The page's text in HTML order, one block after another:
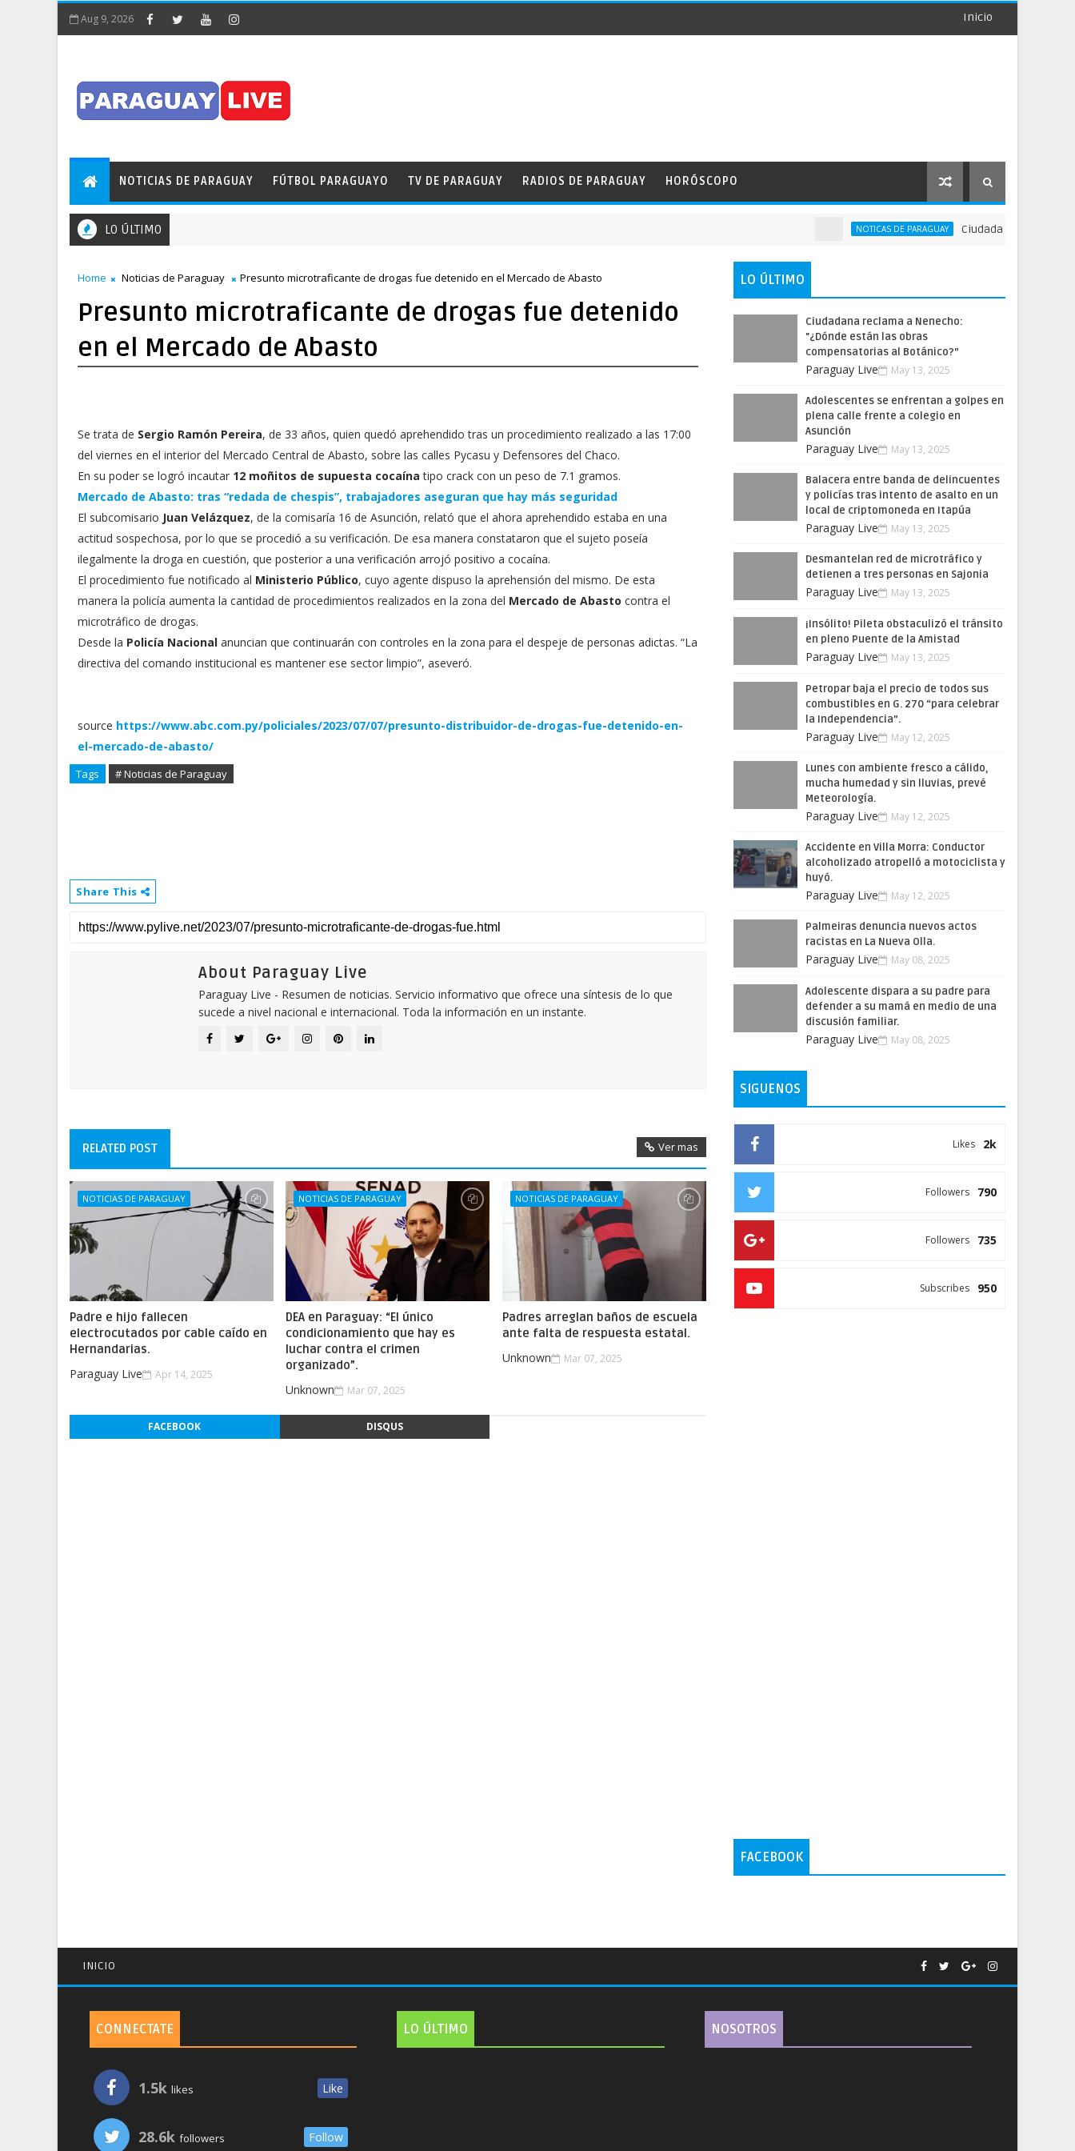
Aug 9, 2026 Inicio
NOTICIAS DE PARAGUAY FÚTBOL PARAGUAYO TV DE PARAGUAY RADIOS DE PARAGUAY HORÓSCOPO
LO ÚLTIMO NOTICAS DE PARAGUAY Ciudadana reclama a
Home Noticias de Paraguay Presunto microtraficante de drogas fue detenido en el Mercado de Abasto
Presunto microtraficante de drogas fue detenido
en el Mercado de Abasto
Se trata de Sergio Ramón Pereira, de 33 años, quien quedó aprehendido tras un procedimiento realizado a las 17:00
del viernes en el interior del Mercado Central de Abasto, sobre las calles Pycasu y Defensores del Chaco.
En su poder se logró incautar 12 moñitos de supuesta cocaína tipo crack con un peso de 7.1 gramos.
Mercado de Abasto: tras “redada de chespis”, trabajadores aseguran que hay más seguridad
El subcomisario Juan Velázquez, de la comisaría 16 de Asunción, relató que el ahora aprehendido estaba en una
actitud sospechosa, por lo que se procedió a su verificación. De esa manera constataron que el sujeto poseía
ilegalmente la droga en cuestión, que posterior a una verificación arrojó positivo a cocaína.
El procedimiento fue notificado al Ministerio Público, cuyo agente dispuso la aprehensión del mismo. De esta
manera la policía aumenta la cantidad de procedimientos realizados en la zona del Mercado de Abasto contra el
microtráfico de drogas.
Desde la Policía Nacional anuncian que continuarán con controles en la zona para el despeje de personas adictas. “La
directiva del comando institucional es mantener ese sector limpio”, aseveró.
source https://www.abc.com.py/policiales/2023/07/07/presunto-distribuidor-de-drogas-fue-detenido-en-
el-mercado-de-abasto/
Tags # Noticias de Paraguay
Share This
About Paraguay Live
Paraguay Live - Resumen de noticias. Servicio informativo que ofrece una síntesis de lo que
sucede a nivel nacional e internacional. Toda la información en un instante.
RELATED POST Ver mas
NOTICIAS DE PARAGUAY
Padre e hijo fallecen
electrocutados por cable caído en
Hernandarias.
Paraguay Live Apr 14, 2025
NOTICIAS DE PARAGUAY
DEA en Paraguay: “El único
condicionamiento que hay es
luchar contra el crimen
organizado”.
Unknown Mar 07, 2025
NOTICIAS DE PARAGUAY
Padres arreglan baños de escuela
ante falta de respuesta estatal.
Unknown Mar 07, 2025
FACEBOOK DISQUS
LO ÚLTIMO
Ciudadana reclama a Nenecho:
"¿Dónde están las obras
compensatorias al Botánico?”
Paraguay Live May 13, 2025
Adolescentes se enfrentan a golpes en
plena calle frente a colegio en
Asunción
Paraguay Live May 13, 2025
Balacera entre banda de delincuentes
y policías tras intento de asalto en un
local de criptomoneda en Itapúa
Paraguay Live May 13, 2025
Desmantelan red de microtráfico y
detienen a tres personas en Sajonia
Paraguay Live May 13, 2025
¡Insólito! Pileta obstaculizó el tránsito
en pleno Puente de la Amistad
Paraguay Live May 13, 2025
Petropar baja el precio de todos sus
combustibles en G. 270 “para celebrar
la Independencia”.
Paraguay Live May 12, 2025
Lunes con ambiente fresco a cálido,
mucha humedad y sin lluvias, prevé
Meteorología.
Paraguay Live May 12, 2025
Accidente en Villa Morra: Conductor
alcoholizado atropelló a motociclista y
huyó.
Paraguay Live May 12, 2025
Palmeiras denuncia nuevos actos
racistas en La Nueva Olla.
Paraguay Live May 08, 2025
Adolescente dispara a su padre para
defender a su mamá en medio de una
discusión familiar.
Paraguay Live May 08, 2025
SIGUENOS
2k
Likes
790
Followers
735
Followers
950
Subscribes
FACEBOOK
INICIO
CONNECTATE
1.5k likes Like
28.6k followers Follow
LO ÚLTIMO NOSOTROS